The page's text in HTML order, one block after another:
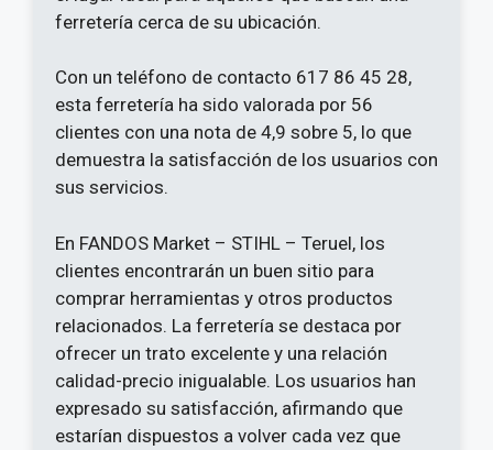
ferretería cerca de su ubicación.
Con un teléfono de contacto 617 86 45 28,
esta ferretería ha sido valorada por 56
clientes con una nota de 4,9 sobre 5, lo que
demuestra la satisfacción de los usuarios con
sus servicios.
En FANDOS Market – STIHL – Teruel, los
clientes encontrarán un buen sitio para
comprar herramientas y otros productos
relacionados. La ferretería se destaca por
ofrecer un trato excelente y una relación
calidad-precio inigualable. Los usuarios han
expresado su satisfacción, afirmando que
estarían dispuestos a volver cada vez que